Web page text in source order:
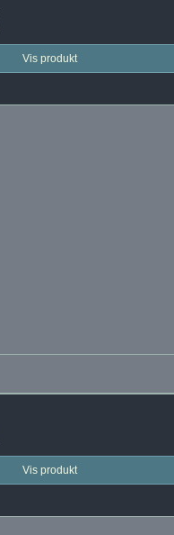
Vis produkt
Vis produkt